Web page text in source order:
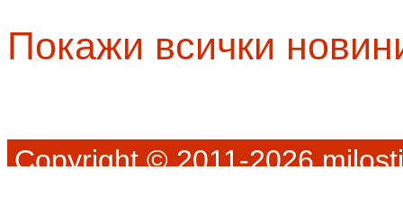
Покажи всички
Copyright © 2011-2026